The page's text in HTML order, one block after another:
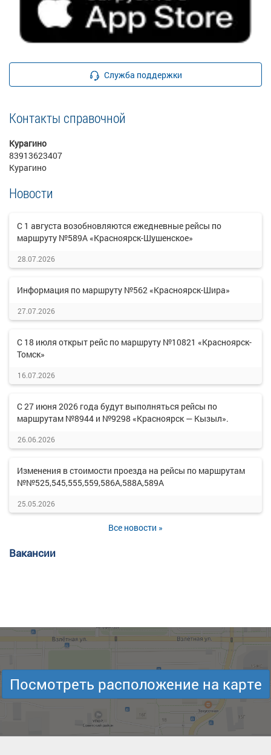
Служба поддержки
Контакты справочной
Курагино
83913623407
Курагино
Новости
С 1 августа возобновляются ежедневные рейсы по
маршруту №589А «Красноярск-Шушенское»
28.07.2026
Информация по маршруту №562 «Красноярск-Шира»
27.07.2026
С 18 июля открыт рейс по маршруту №10821 «Красноярск-
Томск»
16.07.2026
С 27 июня 2026 года будут выполняться рейсы по
маршрутам №8944 и №9298 «Красноярск — Кызыл».
26.06.2026
Изменения в стоимости проезда на рейсы по маршрутам
№№525,545,555,559,586А,588А,589А
25.05.2026
Все новости »
Вакансии
Посмотреть расположение на карте